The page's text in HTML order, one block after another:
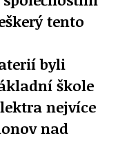
tento
byli
škole
nejvíce
nad